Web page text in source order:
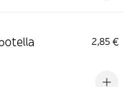
2,85 €